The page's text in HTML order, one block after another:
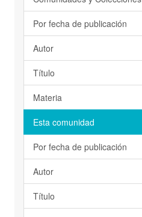
Por fecha de publicación
Autor
Título
Materia
Esta comunidad
Por fecha de publicación
Autor
Título